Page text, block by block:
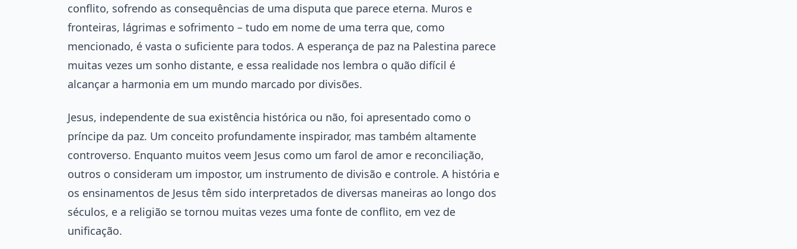
conflito, sofrendo as consequências de uma disputa que parece eterna. Muros e
fronteiras, lágrimas e sofrimento – tudo em nome de uma terra que, como
mencionado, é vasta o suficiente para todos. A esperança de paz na Palestina parece
muitas vezes um sonho distante, e essa realidade nos lembra o quão difícil é
alcançar a harmonia em um mundo marcado por divisões.
Jesus, independente de sua existência histórica ou não, foi apresentado como o
príncipe da paz. Um conceito profundamente inspirador, mas também altamente
controverso. Enquanto muitos veem Jesus como um farol de amor e reconciliação,
outros o consideram um impostor, um instrumento de divisão e controle. A história e
os ensinamentos de Jesus têm sido interpretados de diversas maneiras ao longo dos
séculos, e a religião se tornou muitas vezes uma fonte de conflito, em vez de
unificação.